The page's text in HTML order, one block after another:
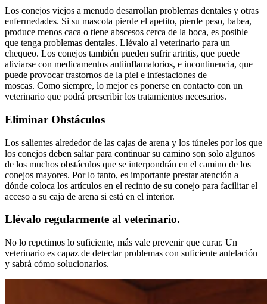
Los conejos viejos a menudo desarrollan problemas dentales y otras
enfermedades. Si su mascota pierde el apetito, pierde peso, babea,
produce menos caca o tiene abscesos cerca de la boca, es posible
que tenga problemas dentales. Llévalo al veterinario para un
chequeo. Los conejos también pueden sufrir artritis, que puede
aliviarse con medicamentos antiinflamatorios, e incontinencia, que
puede provocar trastornos de la piel e infestaciones de
moscas. Como siempre, lo mejor es ponerse en contacto con un
veterinario que podrá prescribir los tratamientos necesarios.
Eliminar Obstáculos
Los salientes alrededor de las cajas de arena y los túneles por los que
los conejos deben saltar para continuar su camino son solo algunos
de los muchos obstáculos que se interpondrán en el camino de los
conejos mayores. Por lo tanto, es importante prestar atención a
dónde coloca los artículos en el recinto de su conejo para facilitar el
acceso a su caja de arena si está en el interior.
Llévalo regularmente al veterinario.
No lo repetimos lo suficiente, más vale prevenir que curar. Un
veterinario es capaz de detectar problemas con suficiente antelación
y sabrá cómo solucionarlos.